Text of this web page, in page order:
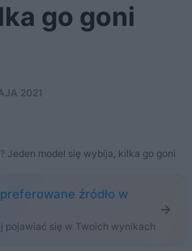
go goni
2021
Jeden model się wybija, kilka go goni
źródło w
pojawiać się w Twoich wynikach